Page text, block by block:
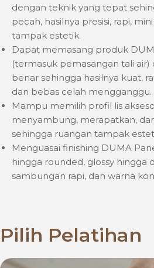
dengan teknik yang tepat
pecah, hasilnya presisi, rapi,
tampak estetik.
Dapat memasang produk
(termasuk pemasangan tali
benar sehingga hasilnya kuat,
dan bebas celah mengganggu.
Mampu memilih profil lis
menyambung, merapatkan,
sehingga ruangan tampak
Menguasai finishing DUMA
hingga rounded, glossy hingga
sambungan rapi, dan warna
Pilih Pelatihan